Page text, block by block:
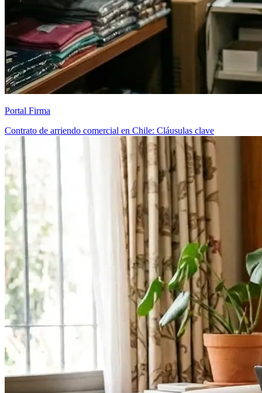
Portal Firma
Contrato de arriendo comercial en Chile: Cláusulas clave